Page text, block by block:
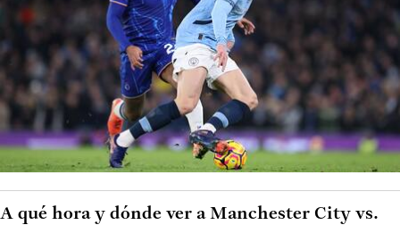
A qué hora y dónde ver a Manchester City vs.